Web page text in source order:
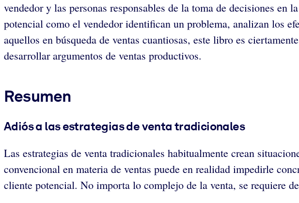
vendedor y las personas responsables de la toma de decisiones
potencial como el vendedor identifican un problema, analizan los
aquellos en búsqueda de ventas cuantiosas, este libro es
desarrollar argumentos de ventas productivos.
Resumen
Adiós a las estrategias de venta tradicionales
Las estrategias de venta tradicionales habitualmente crean
convencional en materia de ventas puede en realidad impedirle
cliente potencial. No importa lo complejo de la venta, se requiere